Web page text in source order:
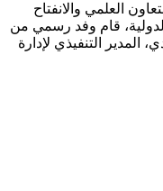
العلمي والانفتاح
قام وفد رسمي من
المدير التنفيذي لإدارة